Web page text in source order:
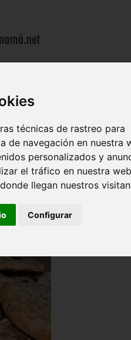
técnicas de rastreo para
de navegación en nuestra
personalizados y
el tráfico en nuestra
llegan nuestros
Configurar
de
Para los que les gusta